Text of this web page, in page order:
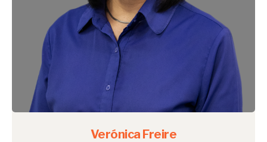
Verónica Freire